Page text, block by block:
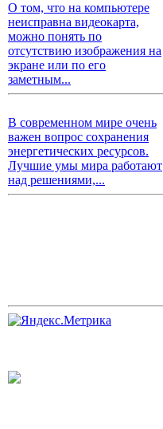
О том, что на компьютере
неисправна видеокарта,
можно понять по
отсутствию изображения на
экране или по его
заметным...
В современном мире очень
важен вопрос сохранения
энергетических ресурсов.
Лучшие умы мира работают
над решениями,...